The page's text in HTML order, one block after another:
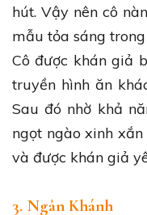
hút. Vậy nên cô
mẫu tỏa sáng
Cô được khán giả
truyền hình ăn
Sau đó nhờ khả
ngọt ngào xinh
và được khán giả
3. Ngân Khánh